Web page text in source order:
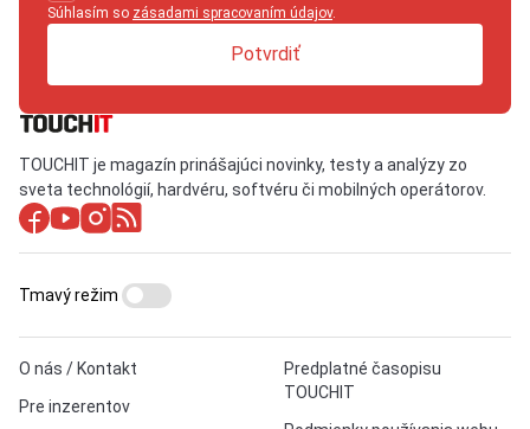
Súhlasím so zásadami spracovaním údajov.
Potvrdiť
TOUCHIT je magazín prinášajúci novinky, testy a analýzy zo
sveta technológií, hardvéru, softvéru či mobilných operátorov.
O nás / Kontakt
Pre inzerentov
Predplatné časopisu
TOUCHIT
Tmavý režim